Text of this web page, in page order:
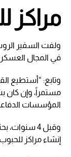
مراكز
ولفت السفير
في المجال
وتابع: “أستطيع
مستمراً، وإن كان
المؤسسات
وقبل 4
إنشاء مراكز